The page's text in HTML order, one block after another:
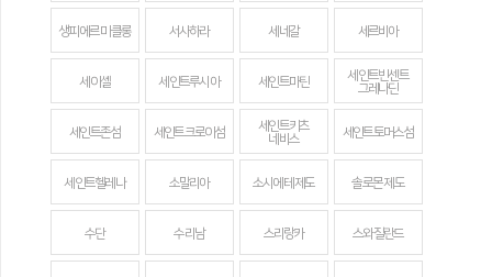
생피에르 미클롱 서사하라 세네갈 세르비아
세이셸 세인트루시아 세인트마틴
세인트빈센트
그레나딘
세인트존섬 세인트크로이섬
세인트키츠
네비스
세인트토머스섬
세인트헬레나 소말리아 소시에테 제도 솔로몬 제도
수단 수리남 스리랑카 스와질란드